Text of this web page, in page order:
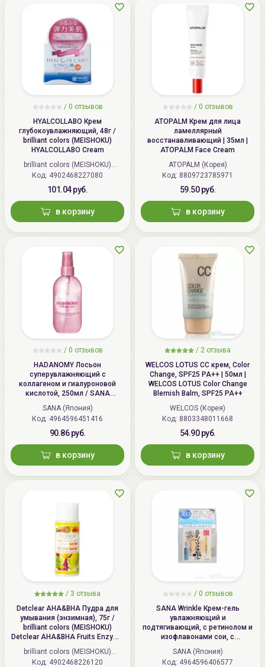
/ 0 отзывов
HYALCOLLABO Крем
глубокоувлажняющий, 48г /
brilliant colors (MEISHOKU)
HYALCOLLABO Cream
brilliant colors (MEISHOKU)
(Япония)
Код: 4902468227080
101.04 руб.
в корзину
/ 0 отзывов
ATOPALM Крем для лица
ламеллярный
восстанавливающий | 35мл |
ATOPALM Face Cream
ATOPALM (Корея)
Код: 8809723785971
59.50 руб.
в корзину
/ 0 отзывов
HADANOMY Лосьон
суперувлажняющий с
коллагеном и гиалуроновой
кислотой, 250мл / SANA
HADANOMY Collagen mist
SANA (Япония)
Код: 4964596451416
90.86 руб.
в корзину
/ 2 отзыва
WELCOS LOTUS СС крем, Color
Change, SPF25 PA++ | 50мл |
WELCOS LOTUS Color Change
Blemish Balm, SPF25 PA++
WELCOS (Корея)
Код: 8803348011668
54.90 руб.
в корзину
/ 3 отзыва
Detclear AHA&BHA Пудра для
умывания (энзимная), 75г /
brilliant colors (MEISHOKU)
Detclear AHA&BHA Fruits Enzyme
Powder Wash
brilliant colors (MEISHOKU)
(Япония)
Код: 4902468226120
/ 0 отзывов
SANA Wrinkle Крем-гель
увлажняющий и
подтягивающий, с ретинолом и
изофлавонами сои, с
осветляющим эффектом | 100г |
Wrinkle Gel Cream (Whitening)
SANA (Япония)
Код: 4964596406577